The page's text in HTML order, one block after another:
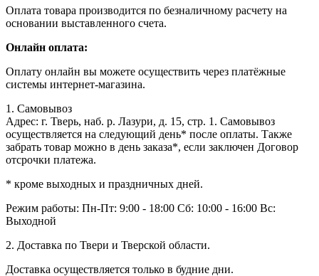
Оплата товара производится по безналичному расчету на
основании выставленного счета.
Онлайн оплата:
Оплату онлайн вы можете осуществить через платёжные
системы интернет-магазина.
1. Самовывоз
Адрес: г. Тверь, наб. р. Лазури, д. 15, стр. 1. Самовывоз
осуществляется на следующий день* после оплаты. Также
забрать товар можно в день заказа*, если заключен Договор
отсрочки платежа.
* кроме выходных и праздничных дней.
Режим работы: Пн-Пт: 9:00 - 18:00 Сб: 10:00 - 16:00 Вс:
Выходной
2. Доставка по Твери и Тверской области.
Доставка осуществляется только в будние дни.